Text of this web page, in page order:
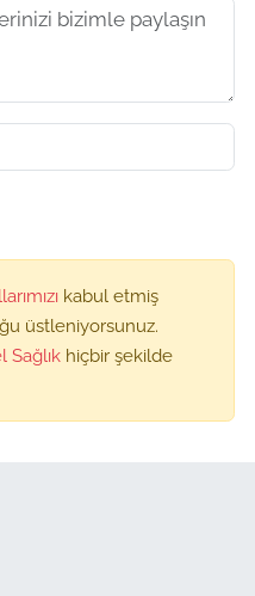
kabul etmiş
üstleniyorsunuz.
Sağlık hiçbir şekilde